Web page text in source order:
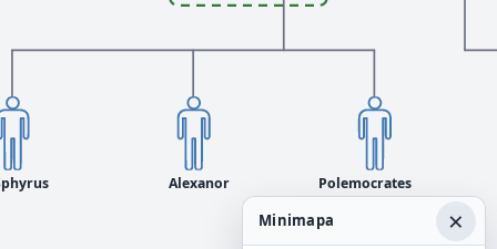
Alexanor Polemocrates
Minimapa ×